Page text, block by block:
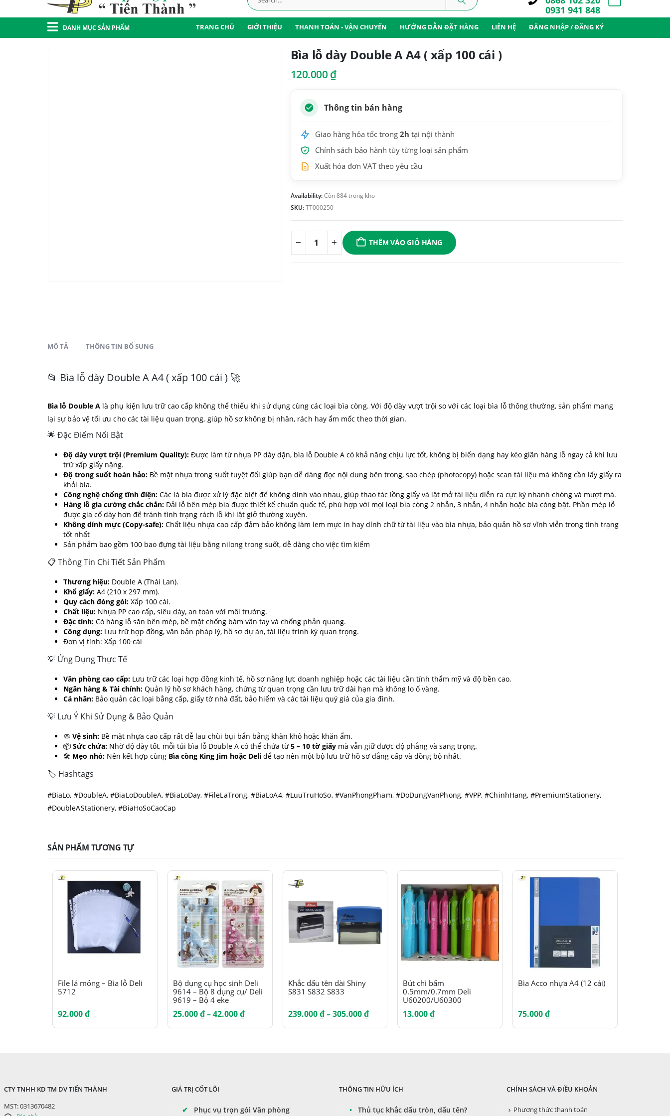
0931 941 848
DANH MỤC SẢN PHẨM TRANG CHỦ GIỚI THIỆU THANH TOÁN - VẬN CHUYỂN HƯỚNG DẪN ĐẶT HÀNG LIÊN HỆ ĐĂNG NHẬP / ĐĂNG KÝ
Bìa lỗ dày Double A A4 ( xấp 100 cái )
120.000 ₫
Thông tin bán hàng
Giao hàng hỏa tốc trong 2h tại nội thành
Chính sách bảo hành tùy từng loại sản phẩm
Xuất hóa đơn VAT theo yêu cầu
Availability:Còn 884 trong kho
SKU:TT000250
THÊM VÀO GIỎ HÀNG
MÔ TẢ THÔNG TIN BỔ SUNG
📂 Bìa lỗ dày Double A A4 ( xấp 100 cái ) 🚀
Bìa lỗ Double A là phụ kiện lưu trữ cao cấp không thể thiếu khi sử dụng cùng các loại bìa còng. Với độ dày vượt trội so với các loại bìa lỗ thông thường, sản phẩm mang
lại sự bảo vệ tối ưu cho các tài liệu quan trọng, giúp hồ sơ không bị nhăn, rách hay ẩm mốc theo thời gian.
🌟 Đặc Điểm Nổi Bật
Độ dày vượt trội (Premium Quality): Được làm từ nhựa PP dày dặn, bìa lỗ Double A có khả năng chịu lực tốt, không bị biến dạng hay kéo giãn hàng lỗ ngay cả khi lưu
trữ xấp giấy nặng.
Độ trong suốt hoàn hảo: Bề mặt nhựa trong suốt tuyệt đối giúp bạn dễ dàng đọc nội dung bên trong, sao chép (photocopy) hoặc scan tài liệu mà không cần lấy giấy ra
khỏi bìa.
Công nghệ chống tĩnh điện: Các lá bìa được xử lý đặc biệt để không dính vào nhau, giúp thao tác lồng giấy và lật mở tài liệu diễn ra cực kỳ nhanh chóng và mượt mà.
Hàng lỗ gia cường chắc chắn: Dải lỗ bên mép bìa được thiết kế chuẩn quốc tế, phù hợp với mọi loại bìa còng 2 nhẫn, 3 nhẫn, 4 nhẫn hoặc bìa còng bật. Phần mép lỗ
được gia cố dày hơn để tránh tình trạng rách lỗ khi lật giở thường xuyên.
Không dính mực (Copy-safe): Chất liệu nhựa cao cấp đảm bảo không làm lem mực in hay dính chữ từ tài liệu vào bìa nhựa, bảo quản hồ sơ vĩnh viễn trong tình trạng
tốt nhất
Sản phẩm bao gồm 100 bao đựng tài liệu bằng nilong trong suốt, dễ dàng cho việc tìm kiếm
📋 Thông Tin Chi Tiết Sản Phẩm
Thương hiệu: Double A (Thái Lan).
Khổ giấy: A4 (210 x 297 mm).
Quy cách đóng gói: Xấp 100 cái.
Chất liệu: Nhựa PP cao cấp, siêu dày, an toàn với môi trường.
Đặc tính: Có hàng lỗ sẵn bên mép, bề mặt chống bám vân tay và chống phản quang.
Công dụng: Lưu trữ hợp đồng, văn bản pháp lý, hồ sơ dự án, tài liệu trình ký quan trọng.
Đơn vị tính: Xấp 100 cái
💡 Ứng Dụng Thực Tế
Văn phòng cao cấp: Lưu trữ các loại hợp đồng kinh tế, hồ sơ năng lực doanh nghiệp hoặc các tài liệu cần tính thẩm mỹ và độ bền cao.
Ngân hàng & Tài chính: Quản lý hồ sơ khách hàng, chứng từ quan trọng cần lưu trữ dài hạn mà không lo ố vàng.
Cá nhân: Bảo quản các loại bằng cấp, giấy tờ nhà đất, bảo hiểm và các tài liệu quý giá của gia đình.
💡 Lưu Ý Khi Sử Dụng & Bảo Quản
🧼 Vệ sinh: Bề mặt nhựa cao cấp rất dễ lau chùi bụi bẩn bằng khăn khô hoặc khăn ẩm.
📦 Sức chứa: Nhờ độ dày tốt, mỗi túi bìa lỗ Double A có thể chứa từ5 – 10 tờ giấy mà vẫn giữ được độ phẳng và sang trọng.
🛠️ Mẹo nhỏ: Nên kết hợp cùng Bìa còng King Jim hoặc Deli để tạo nên một bộ lưu trữ hồ sơ đẳng cấp và đồng bộ nhất.
🏷️ Hashtags
#BiaLo, #DoubleA, #BiaLoDoubleA, #BiaLoDay, #FileLaTrong, #BiaLoA4, #LuuTruHoSo, #VanPhongPham, #DoDungVanPhong, #VPP, #ChinhHang, #PremiumStationery,
#DoubleAStationery, #BiaHoSoCaoCap
SẢN PHẨM TƯƠNG TỰ
File lá mỏng – Bìa lỗ Deli
5712
92.000₫
Bộ dụng cụ học sinh Deli
9614 – Bộ 8 dụng cụ/ Deli
9619 – Bộ 4 eke
25.000₫–42.000₫Khoảng
giá:
từ
Khắc dấu tên dài Shiny
S831 S832 S833
239.000₫ – 305.000₫Khoảng
giá:
từ
Bút chì bấm
0.5mm/0.7mm Deli
U60200/U60300
13.000₫
Bìa Acco nhựa A4 (12 cái)
75.000₫
CTY TNHH KD TM DV TIẾN THÀNH
MST: 0313670482
GIÁ TRỊ CỐT LÕI
✔ Phục vụ trọn gói Văn phòng
THÔNG TIN HỮU ÍCH
• Thủ tục khắc dấu tròn, dấu tên?
CHÍNH SÁCH VÀ ĐIỀU KHOẢN
Phương thức thanh toán